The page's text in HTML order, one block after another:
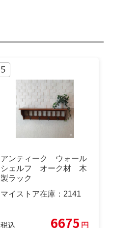
アンティーク ウォール
シェルフ オーク材 木
製ラック
マイストア在庫： 2141
税込 6675 円